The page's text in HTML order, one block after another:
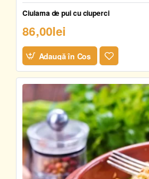
Ciulama de pui cu ciuperci
86,00lei
Adaugă în Coş